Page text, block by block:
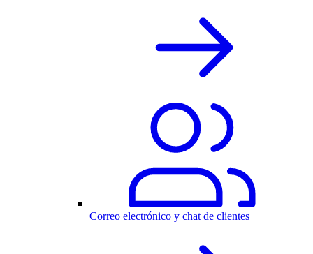
Correo electrónico y chat de clientes